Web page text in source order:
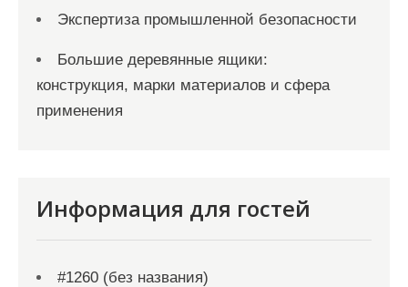
Экспертиза промышленной безопасности
Большие деревянные ящики:
конструкция, марки материалов и сфера
применения
Информация для гостей
#1260 (без названия)